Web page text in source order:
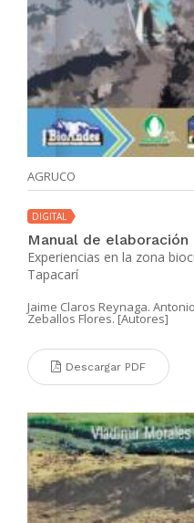
AGRUCO
DIGITAL
Experiencias en la zona
Tapacarí
Jaime Claros Reynaga.
Zeballos Flores. [Autores]
Descargar PDF